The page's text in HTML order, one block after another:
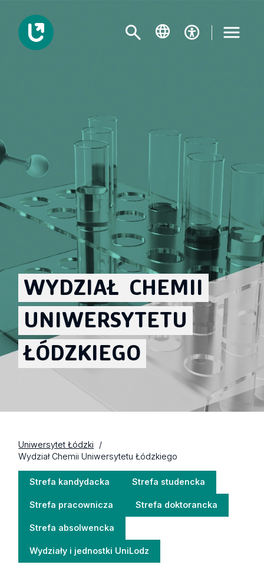
WYDZIAŁ CHEMII
UNIWERSYTETU
ŁÓDZKIEGO
Uniwersytet Łódzki
Wydział Chemii Uniwersytetu Łódzkiego
Strefa kandydacka Strefa studencka
Strefa pracownicza Strefa doktorancka
Strefa absolwencka
Wydziały i jednostki UniLodz